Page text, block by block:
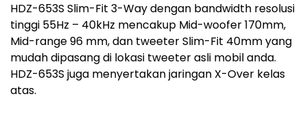
HDZ-653S Slim-Fit 3-Way dengan bandwidth resolusi
tinggi 55Hz – 40kHz mencakup Mid-woofer 170mm,
Mid-range 96 mm, dan tweeter Slim-Fit 40mm yang
mudah dipasang di lokasi tweeter asli mobil anda.
HDZ-653S juga menyertakan jaringan X-Over kelas
atas.